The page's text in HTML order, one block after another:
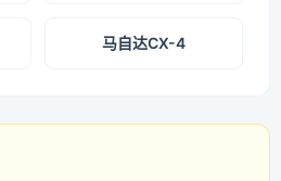
马自达CX-4